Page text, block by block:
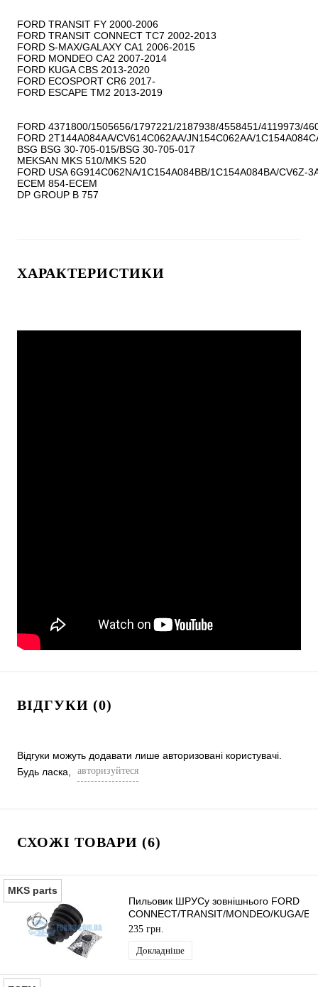
FORD TRANSIT FY 2000-2006
FORD TRANSIT CONNECT TC7 2002-2013
FORD S-MAX/GALAXY CA1 2006-2015
FORD MONDEO CA2 2007-2014
FORD KUGA CBS 2013-2020
FORD ECOSPORT CR6 2017-
FORD ESCAPE TM2 2013-2019
FORD 4371800/1505656/1797221/2187938/4558451/4119973/
FORD 2T144A084AA/CV614C062AA/JN154C062AA/
BSG BSG 30-705-015/BSG 30-705-017
MEKSAN MKS 510/MKS 520
FORD USA 6G914C062NA/1C154A084BB/1C154A084BA/CV6Z-
ECEM 854-ECEM
ХАРАКТЕРИСТИКИ
ВІДГУКИ (0)
Відгуки можуть додавати лише авторизовані користувачі.
Будь ласка,
авторизуйтеся
СХОЖІ ТОВАРИ (6)
MKS parts
Пильовик ШРУСу зовнішнього FORD
CONNECT/TRANSIT/MONDEO/KUGA/
(Ø27/90MM) MEKSAN
235 грн.
Докладніше